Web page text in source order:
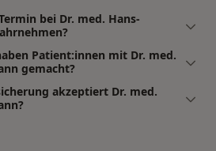
bei Dr. med. Hans-
Patient:innen mit Dr. med.
gemacht?
akzeptiert Dr. med.